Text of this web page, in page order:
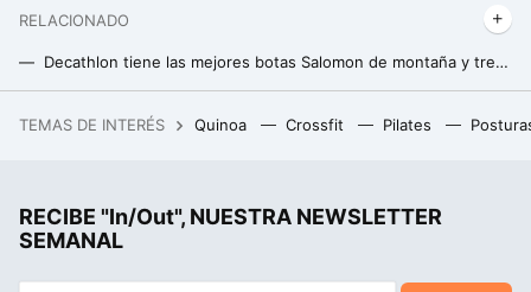
RELACIONADO
Decathlon tiene las mejores botas Salomon de montaña y trekking para los expertos en senderismo
TEMAS DE INTERÉS Quinoa Crossfit Pilates
RECIBE "In/Out", NUESTRA NEWSLETTER
SEMANAL